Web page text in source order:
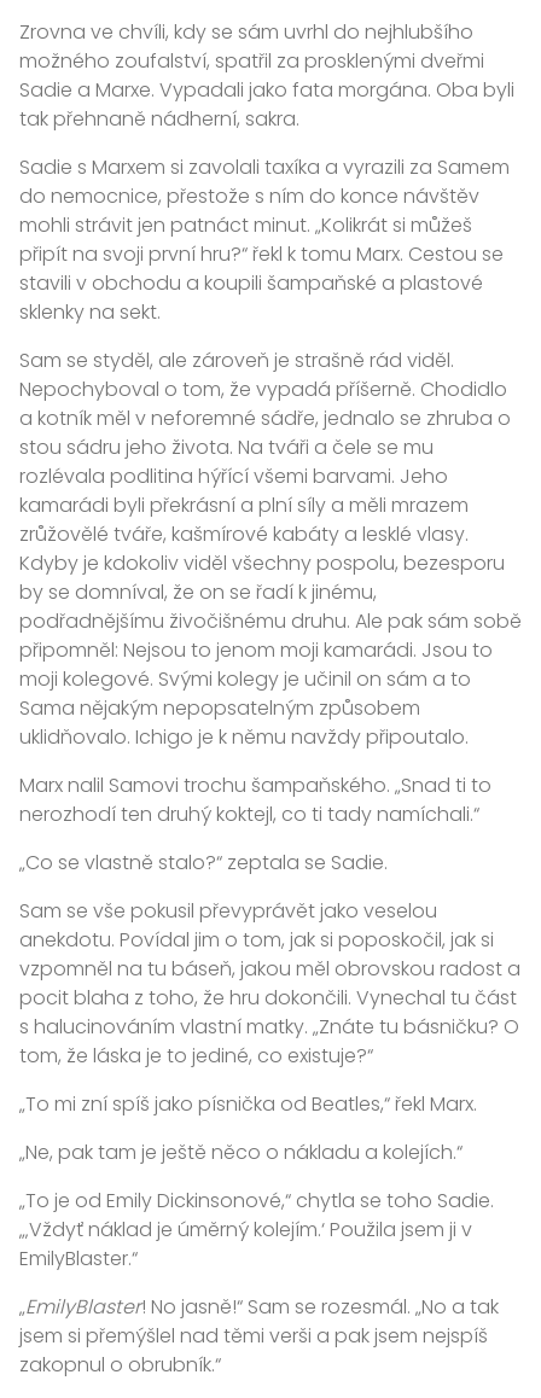
Zrovna ve chvíli, kdy se sám uvrhl do nejhlubšího
možného zoufalství, spatřil za prosklenými dveřmi
Sadie a Marxe. Vypadali jako fata morgána. Oba byli
tak přehnaně nádherní, sakra.
Sadie s Marxem si zavolali taxíka a vyrazili za Samem
do nemocnice, přestože s ním do konce návštěv
mohli strávit jen patnáct minut. „Kolikrát si můžeš
připít na svoji první hru?“ řekl k tomu Marx. Cestou se
stavili v obchodu a koupili šampaňské a plastové
sklenky na sekt.
Sam se styděl, ale zároveň je strašně rád viděl.
Nepochyboval o tom, že vypadá příšerně. Chodidlo
a kotník měl v neforemné sádře, jednalo se zhruba o
stou sádru jeho života. Na tváři a čele se mu
rozlévala podlitina hýřící všemi barvami. Jeho
kamarádi byli překrásní a plní síly a měli mrazem
zrůžovělé tváře, kašmírové kabáty a lesklé vlasy.
Kdyby je kdokoliv viděl všechny pospolu, bezesporu
by se domníval, že on se řadí k jinému,
podřadnějšímu živočišnému druhu. Ale pak sám sobě
připomněl: Nejsou to jenom moji kamarádi. Jsou to
moji kolegové. Svými kolegy je učinil on sám a to
Sama nějakým nepopsatelným způsobem
uklidňovalo. Ichigo je k němu navždy připoutalo.
Marx nalil Samovi trochu šampaňského. „Snad ti to
nerozhodí ten druhý koktejl, co ti tady namíchali.“
„Co se vlastně stalo?“ zeptala se Sadie.
Sam se vše pokusil převyprávět jako veselou
anekdotu. Povídal jim o tom, jak si poposkočil, jak si
vzpomněl na tu báseň, jakou měl obrovskou radost a
pocit blaha z toho, že hru dokončili. Vynechal tu část
s halucinováním vlastní matky. „Znáte tu básničku? O
tom, že láska je to jediné, co existuje?“
„To mi zní spíš jako písnička od Beatles,“ řekl Marx.
„Ne, pak tam je ještě něco o nákladu a kolejích.“
„To je od Emily Dickinsonové,“ chytla se toho Sadie.
„‚Vždyť náklad je úměrný kolejím.‘ Použila jsem ji v
EmilyBlaster.“
„EmilyBlaster! No jasně!“ Sam se rozesmál. „No a tak
jsem si přemýšlel nad těmi verši a pak jsem nejspíš
zakopnul o obrubník.“